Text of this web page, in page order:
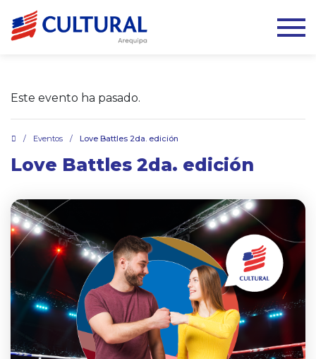
Este evento ha pasado.
/ Eventos / Love Battles 2da. edición
Love Battles 2da. edición